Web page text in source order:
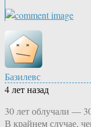
Базилевс
4 лет назад
30 лет облучали —
В крайнем случае,